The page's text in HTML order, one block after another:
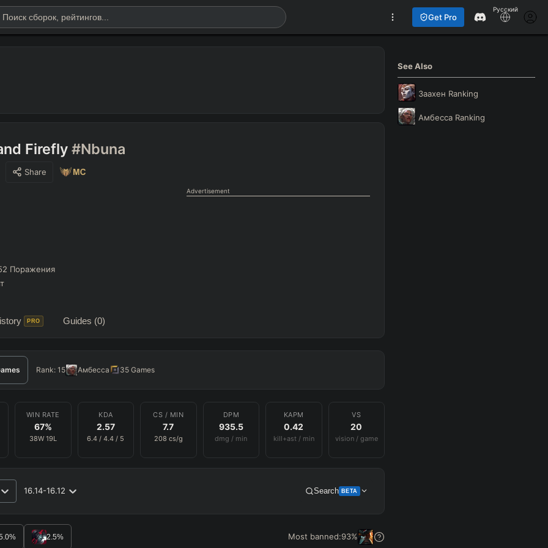
Get Pro
Русский
Firefly #Nbuna
Share
Поражения
PRO Guides (0)
Advertisement
Rank: 15 Амбесса 35 Games
WIN RATE
67%
38W 19L
KDA
2.57
6.4 /4.4 / 5
CS / MIN
7.7
208 cs/g
DPM
935.5
dmg / min
KAPM
0.42
kill+ast / min
VS
20
vision / game
16.14-16.12 Search BETA
BETA Get Pro
% 2.5% Most banned:93%
See Also
Заахен Ranking
Амбесса Ranking